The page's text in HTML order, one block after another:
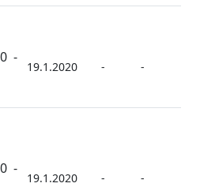
-
19.1.2020 - -
-
19.1.2020 - -